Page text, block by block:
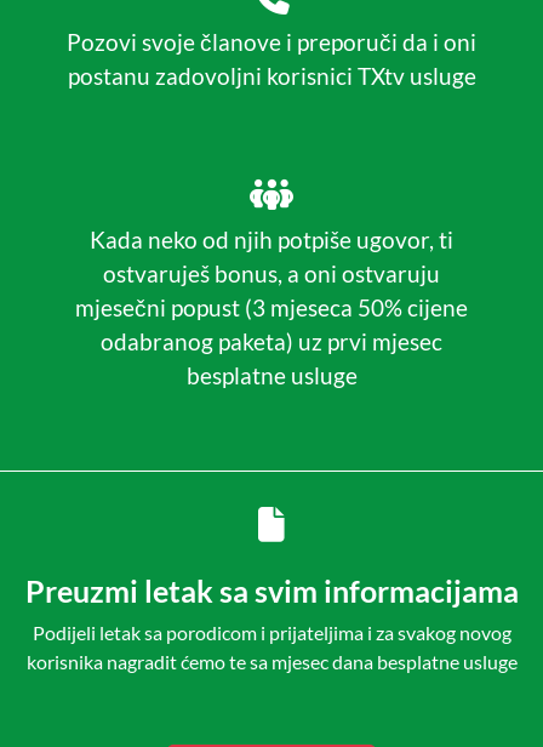
Pozovi svoje članove i preporuči da i oni
postanu zadovoljni korisnici TXtv usluge
Kada neko od njih potpiše ugovor, ti
ostvaruješ bonus, a oni ostvaruju
mjesečni popust (3 mjeseca 50% cijene
odabranog paketa) uz prvi mjesec
besplatne usluge
Preuzmi letak sa svim informacijama
Podijeli letak sa porodicom i prijateljima i za svakog novog
korisnika nagradit ćemo te sa mjesec dana besplatne usluge